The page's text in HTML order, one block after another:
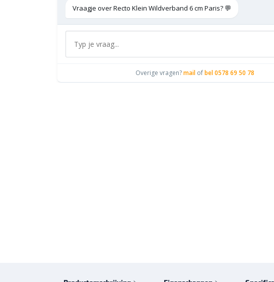
Vraagje over Recto Klein Wildverband 6 cm Paris? 💬
Overige vragen?mail ofbel 0578 69 50 78